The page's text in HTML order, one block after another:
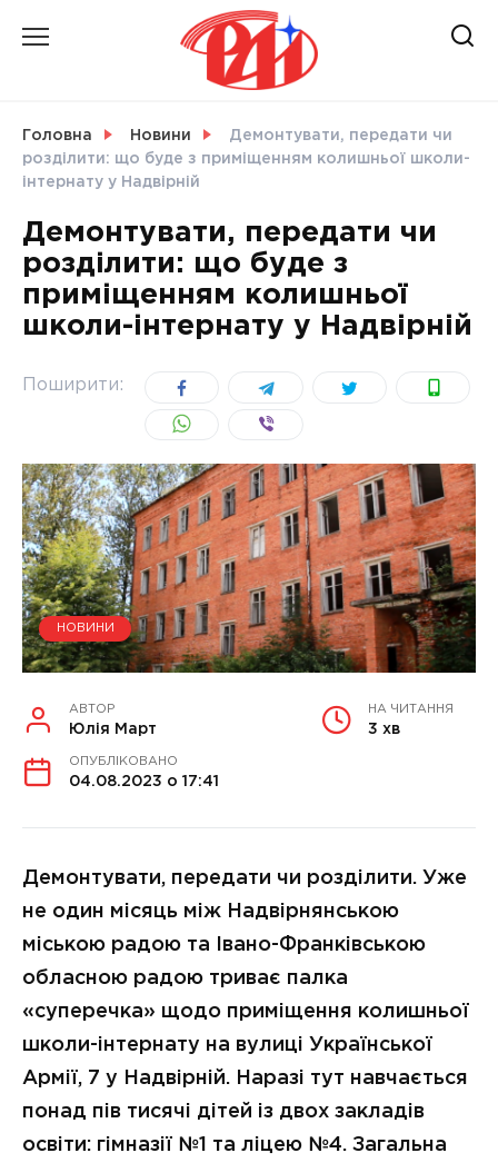
СВІТ
УКРАЇНА
Головна Новини
Демонтувати, передати чи
розділити: що буде з приміщенням колишньої школи-
інтернату у Надвірній
Демонтувати, передати чи
розділити: що буде з
приміщенням колишньої
школи-інтернату у Надвірній
Поширити:
НОВИНИ
АВТОР
Юлія Март
НА ЧИТАННЯ
3 хв
ОПУБЛІКОВАНО
04.08.2023 о 17:41
Демонтувати, передати чи розділити. Уже
не один місяць між Надвірнянською
міською радою та Івано-Франківською
обласною радою триває палка
«суперечка» щодо приміщення колишньої
школи-інтернату на вулиці Української
Армії, 7 у Надвірній. Наразі тут навчається
понад пів тисячі дітей із двох закладів
освіти: гімназії №1 та ліцею №4. Загальна